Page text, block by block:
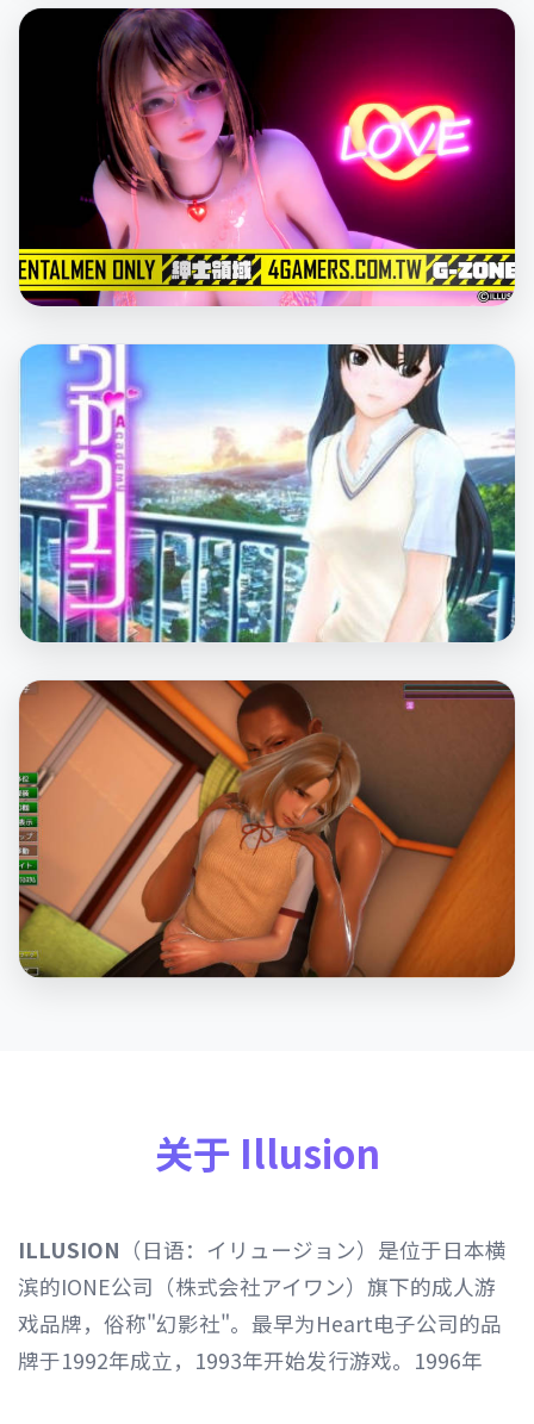
关于 Illusion
ILLUSION （日语：イリュージョン）是位于日本横
滨的IONE公司（株式会社アイワン）旗下的成人游
戏品牌，俗称"幻影社"。最早为Heart电子公司的品
牌于1992年成立，1993年开始发行游戏。1996年